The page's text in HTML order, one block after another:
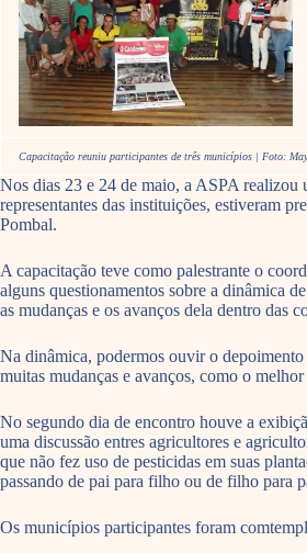
Capacitação reuniu participantes de três municípios | Foto:
Nos dias 23 e 24 de maio, a ASPA
representantes das instituições, estiveram
Pombal.
A capacitação teve como palestrante o
alguns questionamentos sobre a dinâmica
as mudanças e os avanços dela dentro das
Na dinâmica, podermos ouvir o depoimento
muitas mudanças e avanços, como o
No segundo dia de encontro houve a
uma discussão entres agricultores e
que não fez uso de pesticidas em suas
passando de pai para filho ou de filho para
Os municípios participantes foram